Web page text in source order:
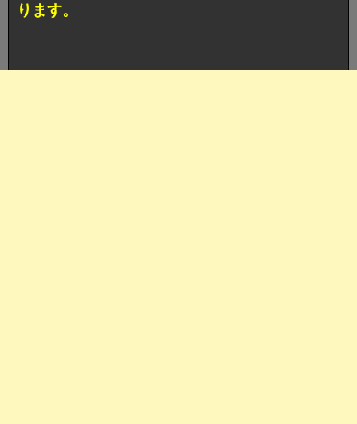
ります。